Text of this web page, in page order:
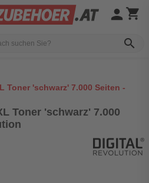
search
person shopping_cart
Toner 'schwarz' 7.000 Seiten -
Toner 'schwarz' 7.000